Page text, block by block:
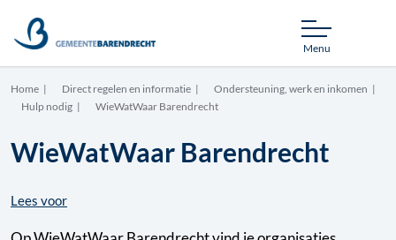
Menu
Home Direct regelen en informatie
Ondersteuning, werk en inkomen
Hulp nodig
WieWatWaar Barendrecht
WieWatWaar Barendrecht
Lees voor